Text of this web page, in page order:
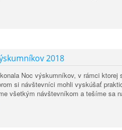
2018
Noc výskumníkov, v rámci ktorej
si návštevníci mohli vyskúšať
všetkým návštevníkom a tešíme sa